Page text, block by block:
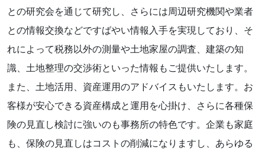
との研究会を通じて研究し、さらには周辺研究機関や業者
との情報交換などですばやい情報入手を実現しており、そ
れによって税務以外の測量や土地家屋の調査、建築の知
識、土地整理の交渉術といった情報もご提供いたします。
また、土地活用、資産運用のアドバイスもいたします。お
客様が安心できる資産構成と運用を心掛け、さらに各種保
険の見直し検討に強いのも事務所の特色です。企業も家庭
も、保険の見直しはコストの削減になりますし、あらゆる